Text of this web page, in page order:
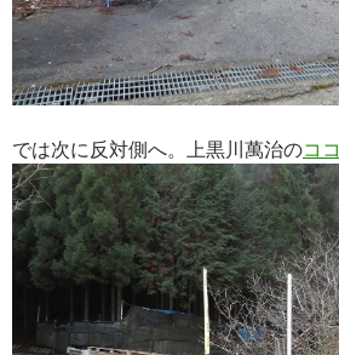
では次に反対側へ。上黒川萬治のココ